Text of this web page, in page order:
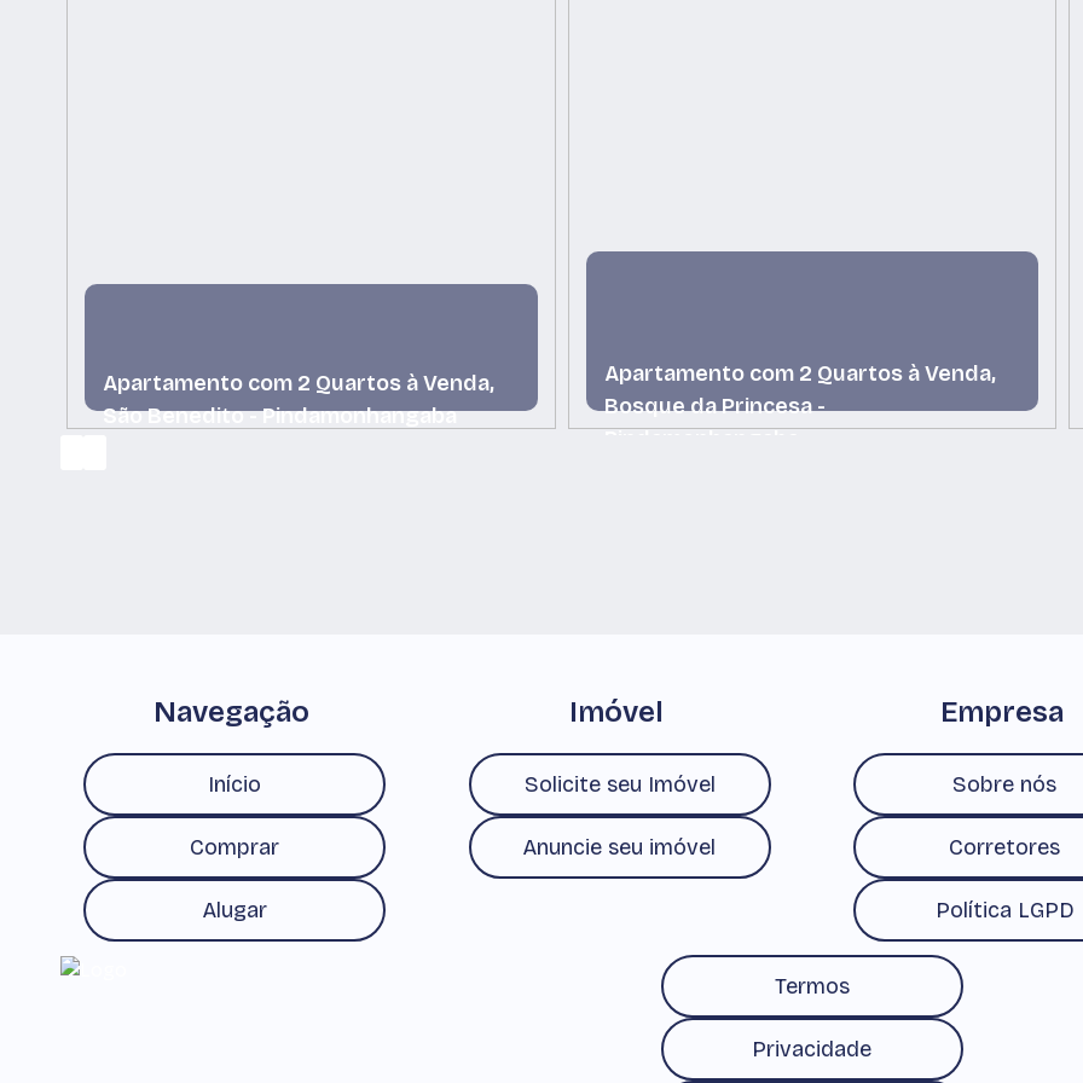
Apartamento com 2 Quartos à Venda,
São Benedito - Pindamonhangaba
Apartamento com 2 Quartos à Venda,
Bosque da Princesa -
Navegação
Início
Comprar
Alugar
Imóvel
Solicite seu Imóvel
Anuncie seu imóvel
Empresa
Sobre nós
Corretores
Política LGPD
Termos
Privacidade